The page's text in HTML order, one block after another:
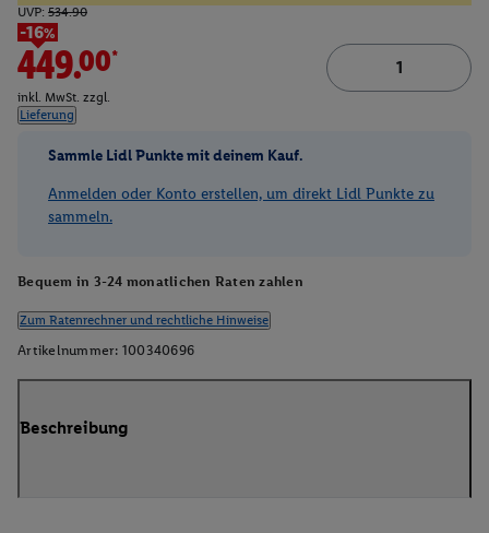
UVP: 534.90
-16%
449.00*
inkl. MwSt. zzgl.
Lieferung
Sammle Lidl Punkte mit deinem Kauf.
Anmelden oder Konto erstellen, um direkt Lidl Punkte zu
sammeln.
Bequem in 3-24 monatlichen Raten zahlen
Zum Ratenrechner und rechtliche Hinweise
Artikelnummer: 100340696
Beschreibung